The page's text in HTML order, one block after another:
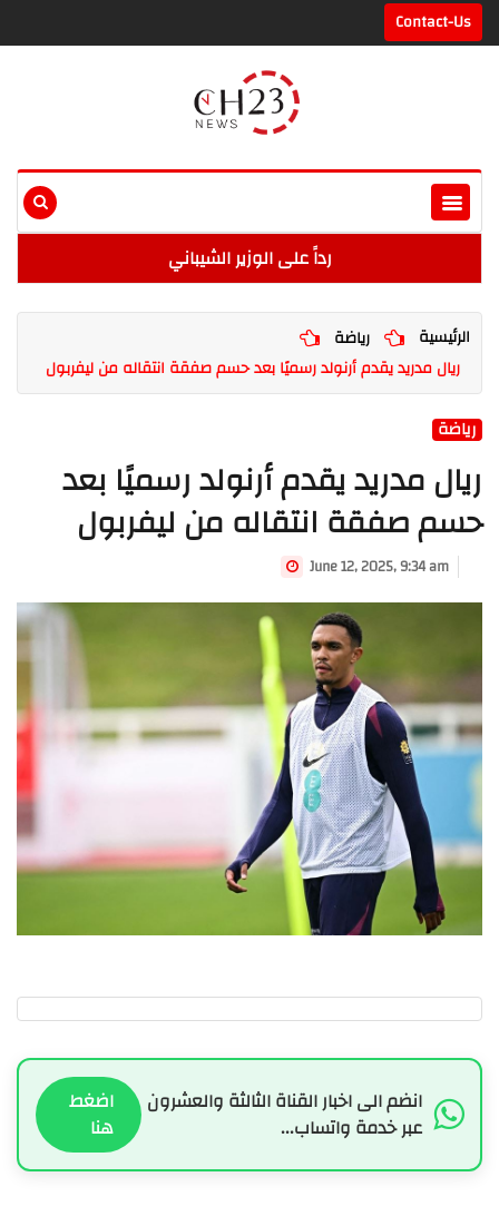
Contact-Us
رداً على الوزير الشيباني
الرئيسية
رياضة
ريال مدريد يقدم أرنولد رسميًا بعد حسم صفقة انتقاله من ليفربول
رياضة
ريال مدريد يقدم أرنولد رسميًا بعد
حسم صفقة انتقاله من ليفربول
June 12, 2025, 9:34 am
انضم الى اخبار القناة الثالثة والعشرون
عبر خدمة واتساب...
اضغط
هنا